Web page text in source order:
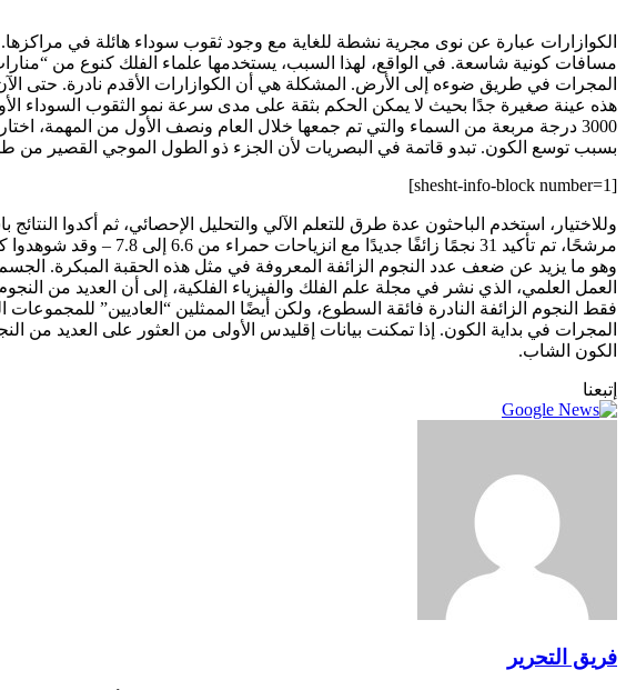
الكوازارات عبارة عن نوى مجرية نشطة للغاية مع وجود ثقوب سوداء هائلة في
مسافات كونية شاسعة. في الواقع، لهذا السبب، يستخدمها علماء الفلك كنوع من
المجرات في طريق ضوءه إلى الأرض. المشكلة هي أن الكوازارات الأقدم نادرة.
هذه عينة صغيرة جدًا بحيث لا يمكن الحكم بثقة على مدى سرعة نمو الثقوب السوداء
3000 درجة مربعة من السماء والتي تم جمعها خلال العام ونصف الأول من المهمة،
بسبب توسع الكون. تبدو قاتمة في البصريات لأن الجزء ذو الطول الموجي القصير من
[shesht-info-block number=1]
العمل العلمي، الذي نشر في مجلة علم الفلك والفيزياء الفلكية، إلى أن العديد من
فقط النجوم الزائفة النادرة فائقة السطوع، ولكن أيضًا الممثلين “العاديين”
المجرات في بداية الكون. إذا تمكنت بيانات إقليدس الأولى من العثور على العديد من
الكون الشاب.
إتبعنا
فريق التحرير